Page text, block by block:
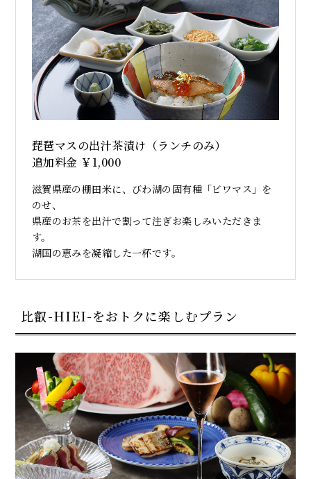
琵琶マスの出汁茶漬け（ランチのみ）
追加料金 ￥1,000
滋賀県産の棚田米に、びわ湖の固有種「ビワマス」を
のせ、
県産のお茶を出汁で割って注ぎお楽しみいただきま
す。
湖国の恵みを凝縮した一杯です。
比叡-HIEI-をおトクに楽しむプラン